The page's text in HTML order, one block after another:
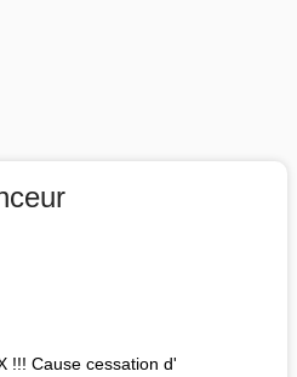
!!! Cause cessation d'